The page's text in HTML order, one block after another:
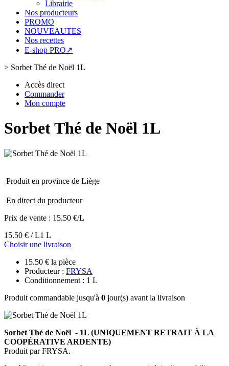
Librairie
Nos producteurs
PROMO
NOUVEAUTES
Nos recettes
E-shop PRO↗
> Sorbet Thé de Noël 1L
Accès direct
Commander
Mon compte
Sorbet Thé de Noël 1L
Produit en province de Liège
En direct du producteur
Prix de vente : 15.50 €/L
15.50 € / L1 L
Choisir une livraison
15.50 € la pièce
Producteur : FRYSA
Conditionnement : 1 L
Produit commandable jusqu'à 0 jour(s) avant la livraison
Sorbet Thé de Noël - 1L (UNIQUEMENT RETRAIT À LA
COOPÉRATIVE ARDENTE)
Produit par FRYSA.